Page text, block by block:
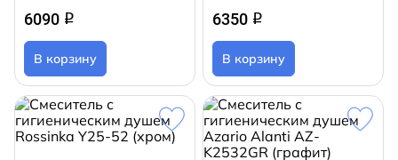
6090 q
В корзину
6350 q
В корзину